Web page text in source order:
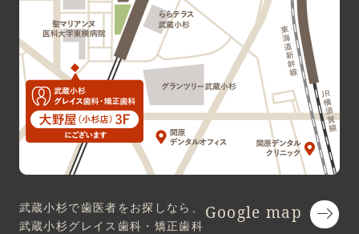
Google map
武蔵小杉で歯医者をお探しなら、
武蔵小杉グレイス歯科・矯正歯科